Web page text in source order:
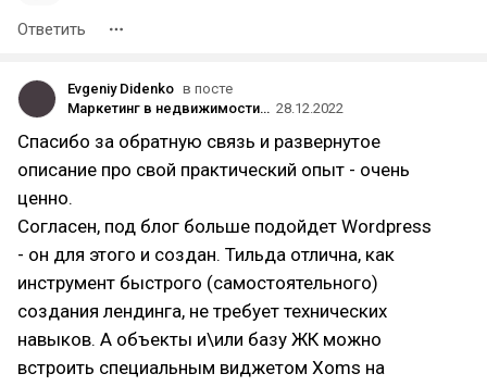
Ответить
Evgeniy Didenko в посте
Маркетинг в недвижимости 2023: 12 инструментов для продажи жилой и коммерческой недвижимости 28.12.2022
Спасибо за обратную связь и развернутое
описание про свой практический опыт - очень
ценно.
Согласен, под блог больше подойдет Wordpress
- он для этого и создан. Тильда отлична, как
инструмент быстрого (самостоятельного)
создания лендинга, не требует технических
навыков. А объекты и\или базу ЖК можно
встроить специальным виджетом Xoms на